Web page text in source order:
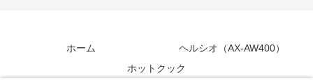
ホーム
ヘルシオ（AX-AW400）
ホットクック